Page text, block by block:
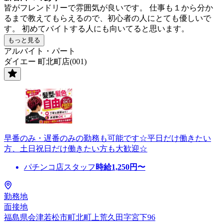
皆がフレンドリーで雰囲気が良いです。 仕事も１から分か
るまで教えてもらえるので、初心者の人にとても優しいで
す。 初めてバイトする人にも向いてると思います。
もっと見る
アルバイト・パート
ダイエー 町北町店(001)
早番のみ・遅番のみの勤務も可能です☆平日だけ働きたい
方、土日祝日だけ働きたい方も大歓迎☆
パチンコ店スタッフ 時給1,250円〜
勤務地
面接地
福島県会津若松市町北町上荒久田字宮下96